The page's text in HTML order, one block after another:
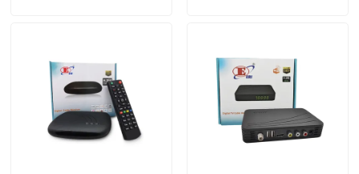
एक बोली का अनुरोध
टीवी सेट टॉप बॉक्स